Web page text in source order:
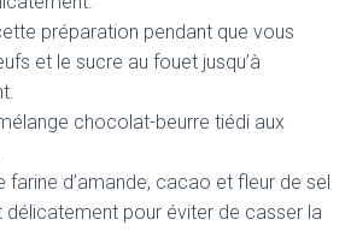
préparation pendant que vous
et le sucre au fouet jusqu’à
chocolat-beurre tiédi aux
farine d’amande, cacao et fleur de sel
délicatement pour éviter de casser la